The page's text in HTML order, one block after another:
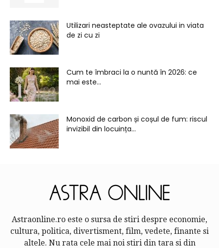
Utilizari neasteptate ale ovazului in viata
de zi cu zi
Cum te îmbraci la o nuntă în 2026: ce
mai este...
Monoxid de carbon și coșul de fum: riscul
invizibil din locuința...
Astraonline.ro este o sursa de stiri despre economie,
cultura, politica, divertisment, film, vedete, finante si
altele. Nu rata cele mai noi stiri din tara si din